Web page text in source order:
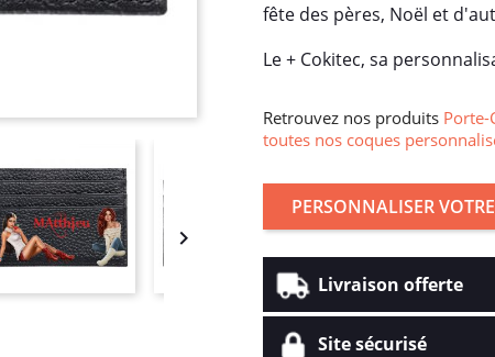

fête des pères, Noël et
Le + Cokitec, sa
Retrouvez nos produits Porte-
toutes nos coques
PERSONNALISER
Livraison offerte
Site sécurisé